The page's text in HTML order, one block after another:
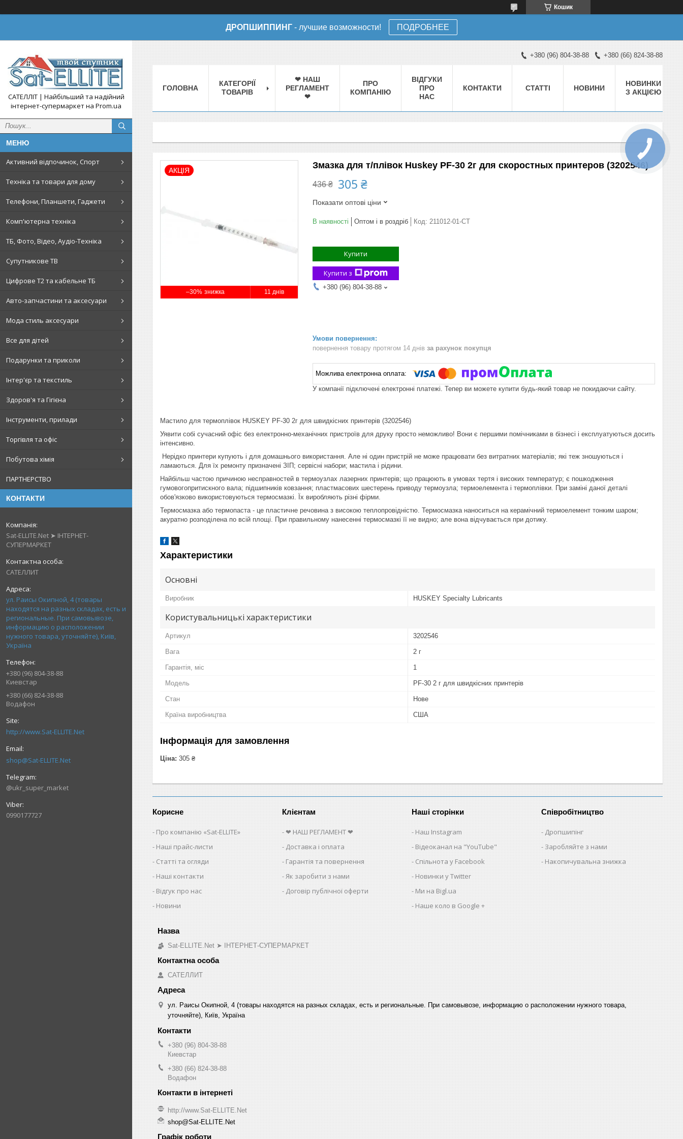
Кошик
ДРОПШИППИНГ - лучшие возможности! ПОДРОБНЕЕ
САТЕЛЛІТ | Найбільший та надійний
інтернет-супермаркет на Prom.ua
Активний відпочинок, Спорт
Техніка та товари для дому
Телефони, Планшети, Гаджети
Комп'ютерна техніка
ТБ, Фото, Відео, Аудіо-Техніка
Супутникове ТВ
Цифрове Т2 та кабельне ТБ
Авто-запчастини та аксесуари
Мода стиль аксесуари
Все для дітей
Подарунки та приколи
Інтер'єр та текстиль
Здоров'я та Гігієна
Інструменти, прилади
Торгівля та офіс
Побутова хімія
ПАРТНЕРСТВО
КОНТАКТИ
Sat-ELLITE.Net ➤ ІНТЕРНЕТ-
СУПЕРМАРКЕТ
САТЕЛЛИТ
ул. Раисы Окипной, 4 (товары
находятся на разных складах, есть и
региональные. При самовывозе,
информацию о расположении
нужного товара, уточняйте), Київ,
Україна
+380 (96) 804-38-88
Киевстар
+380 (66) 824-38-88
Водафон
http://www.Sat-ELLITE.Net
shop@Sat-ELLITE.Net
@ukr_super_market
0990177727
+380 (96) 804-38-88 +380 (66) 824-38-88
ГОЛОВНА
КАТЕГОРІЇ
ТОВАРІВ
❤ НАШ
РЕГЛАМЕНТ
❤
ПРО
КОМПАНІЮ
ВІДГУКИ
ПРО
НАС
КОНТАКТИ СТАТТІ НОВИНИ
НОВИНКИ
З АКЦІЄЮ
–30% 11 днів
АКЦІЯ Змазка для т/плівок Huskey PF-30 2г для скоростных принтеров (3202546)
436 ₴ 305 ₴
Показати оптові ціни
В наявності Оптом і в роздріб Код: 211012-01-СТ
Купити
Купити з
+380 (96) 804-38-88
повернення товару протягом 14 днів за рахунок покупця
У компанії підключені електронні платежі. Тепер ви можете купити будь-який товар не покидаючи сайту.
Мастило для термоплівок HUSKEY PF-30 2г для швидкісних принтерів (3202546)
Уявити собі сучасний офіс без електронно-механічних пристроїв для друку просто неможливо! Вони є першими помічниками в бізнесі і експлуатуються досить
інтенсивно.
Нерідко принтери купують і для домашнього використання. Але ні один пристрій не може працювати без витратних матеріалів; які теж зношуються і
ламаються. Для їх ремонту призначені ЗІП; сервісні набори; мастила і рідини.
Найбільш частою причиною несправностей в термоузлах лазерних принтерів; що працюють в умовах тертя і високих температур; є пошкодження
гумовогопритискного вала; підшипників ковзання; пластмасових шестерень приводу термоузла; термоелемента і термоплівки. При заміні даної деталі
обов'язково використовуються термосмазкі. Їх виробляють різні фірми.
Термосмазка або термопаста - це пластичне речовина з високою теплопровідністю. Термосмазка наноситься на керамічний термоелемент тонким шаром;
акуратно розподілена по всій площі. При правильному нанесенні термосмазкі її не видно; але вона відчувається при дотику.
Характеристики
Основні
Виробник HUSKEY Specialty Lubricants
Користувальницькі характеристики
Артикул 3202546
Вага 2 г
Гарантія, міс 1
Мoдель PF-30 2 г для швидкісних принтерів
Стан Нове
Країна виробництва США
Інформація для замовлення
Ціна: 305 ₴
Корисне
Про компанію «Sat-ELLITE»
Наші прайс-листи
Статті та огляди
Наші контакти
Відгук про нас
Новини
Клієнтам
❤ НАШ РЕГЛАМЕНТ ❤
Доставка і оплата
Гарантія та повернення
Як заробити з нами
Договір публічної оферти
Наші сторінки
Наш Instagram
Відеоканал на "YouTube"
Спільнота у Facebook
Новинки у Twitter
Ми на Bigl.ua
Наше коло в Google +
Співробітництво
Дропшипінг
Заробляйте з нами
Накопичувальна знижка
Sat-ELLITE.Net ➤ ІНТЕРНЕТ-СУПЕРМАРКЕТ
САТЕЛЛИТ
ул. Раисы Окипной, 4 (товары находятся на разных складах, есть и региональные. При самовывозе, информацию о расположении нужного товара,
уточняйте), Київ, Україна
+380 (96) 804-38-88
Киевстар
+380 (66) 824-38-88
Водафон
http://www.Sat-ELLITE.Net
shop@Sat-ELLITE.Net
Графік роботи